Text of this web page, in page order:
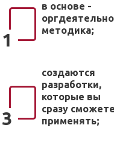
1
в основе -
методика;
3
создаются
разработки,
которые вы
сразу сможете
применять;